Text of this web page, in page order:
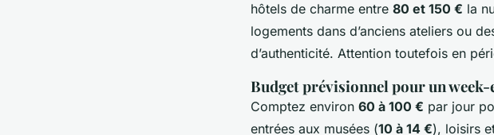
hôtels de charme entre 80 et 150 € la
logements dans d’anciens ateliers ou
d’authenticité. Attention toutefois en
Budget prévisionnel pour un week-
Comptez environ 60 à 100 € par jour
entrées aux musées (10 à 14 €), loisirs